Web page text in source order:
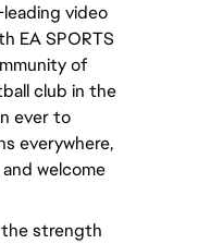
video
EA SPORTS
of
club in the
ever to
everywhere,
welcome
the strength